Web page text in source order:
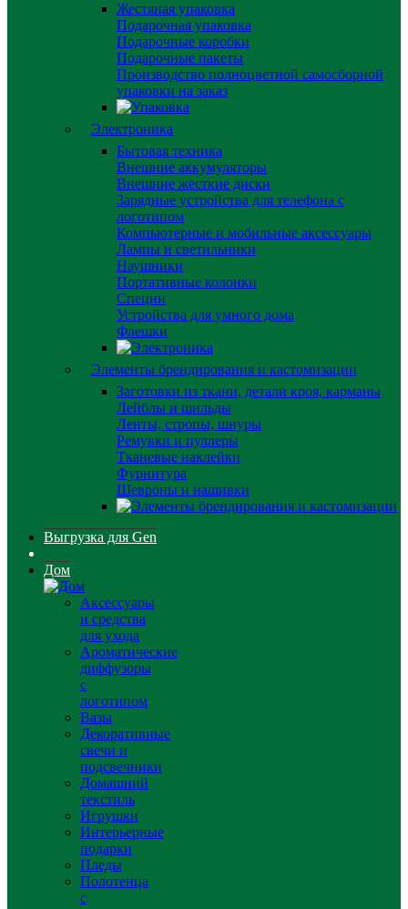
Жестяная упаковка
Подарочная упаковка
Подарочные коробки
Подарочные пакеты
Производство полноцветной самосборной
упаковки на заказ
Электроника
Бытовая техника
Внешние аккумуляторы
Внешние жесткие диски
Зарядные устройства для телефона с
логотипом
Компьютерные и мобильные аксессуары
Лампы и светильники
Наушники
Портативные колонки
Специи
Устройства для умного дома
Флешки
Элементы брендирования и кастомизации
Заготовки из ткани, детали кроя, карманы
Лейблы и шильды
Ленты, стропы, шнуры
Ремувки и пуллеры
Тканевые наклейки
Фурнитура
Шевроны и нашивки
Выгрузка для Gen
Дом
Аксессуары
и средства
для ухода
Ароматические
диффузоры
с
логотипом
Вазы
Декоративные
свечи и
подсвечники
Домашний
текстиль
Игрушки
Интерьерные
подарки
Пледы
Полотенца
с